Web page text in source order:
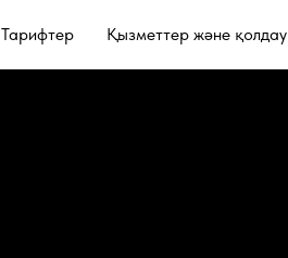
Тарифтер Қызметтер және қолдау